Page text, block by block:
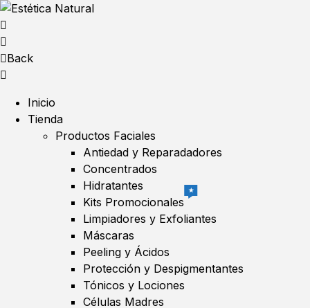
Back
Inicio
Tienda
Productos Faciales
Antiedad y Reparadadores
Concentrados
Hidratantes
Kits Promocionales
★
Limpiadores y Exfoliantes
Máscaras
Peeling y Ácidos
Protección y Despigmentantes
Tónicos y Lociones
Células Madres